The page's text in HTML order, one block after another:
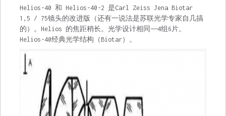
Helios-40 和 Helios-40-2 是Carl Zeiss Jena Biotar
1,5 / 75镜头的改进版（还有一说法是苏联光学专家自几搞
的）。Helios 的焦距稍长。光学设计相同——4组6片。
Helios-40经典光学结构（Biotar）。